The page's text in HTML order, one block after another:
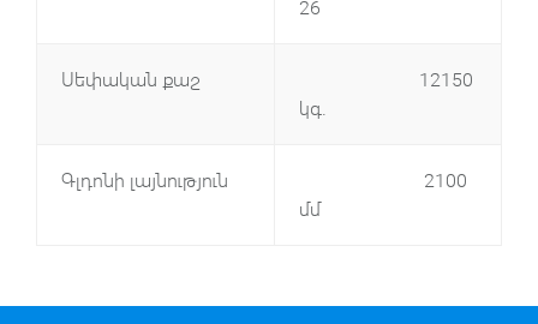
26
Սեփական քաշ
12150
կգ.
Գլդոնի լայնություն
2100
մմ